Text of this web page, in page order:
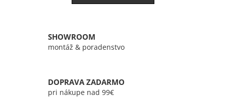
SHOWROOM
montáž & poradenstvo
DOPRAVA ZADARMO
pri nákupe nad 99€